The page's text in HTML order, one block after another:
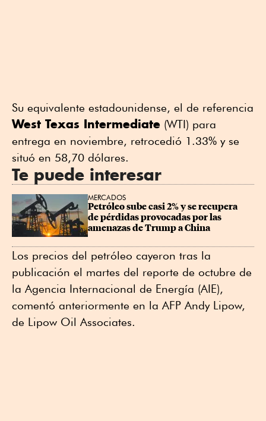
Su equivalente estadounidense, el de referencia
West Texas Intermediate (WTI) para
entrega en noviembre, retrocedió 1.33% y se
situó en 58,70 dólares.
Te puede interesar
MERCADOS
Petróleo sube casi 2% y se recupera
de pérdidas provocadas por las
amenazas de Trump a China
Los precios del petróleo cayeron tras la
publicación el martes del reporte de octubre de
la Agencia Internacional de Energía (AIE),
comentó anteriormente en la AFP Andy Lipow,
de Lipow Oil Associates.